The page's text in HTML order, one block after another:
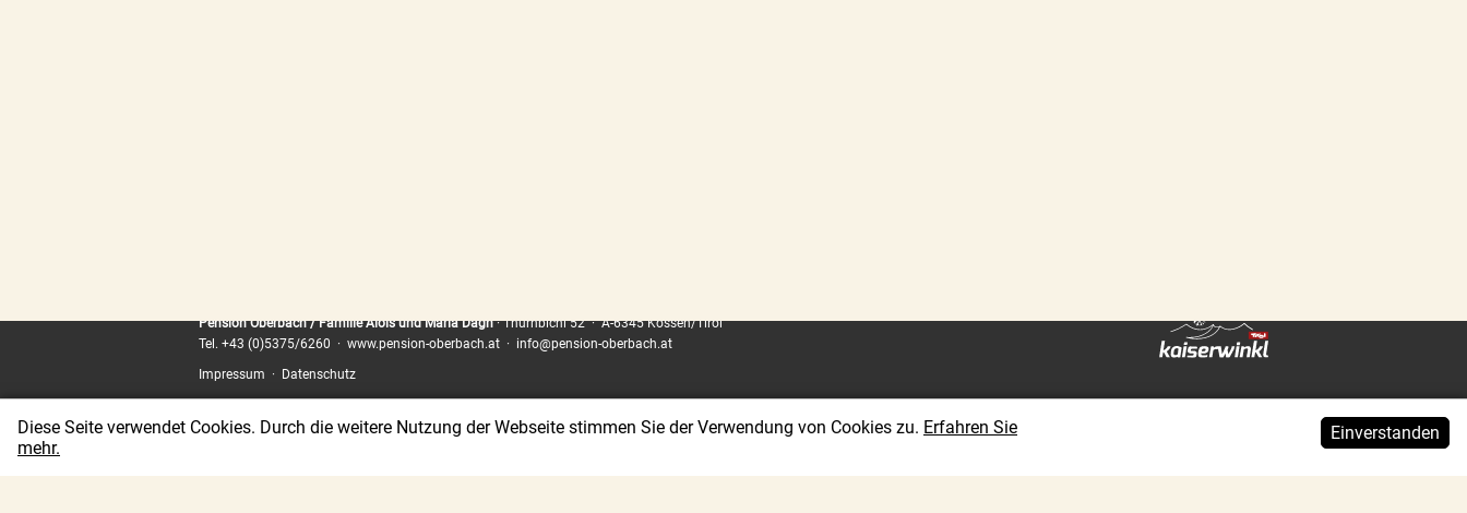
Pension Oberbach / Familie Alois und Maria Dagn· Thurnbichl 52 · A-6345 Kössen/Tirol
Tel. +43 (0)5375/6260 · www.pension-oberbach.at · info@pension-oberbach.at
Impressum · Datenschutz
Diese Seite verwendet Cookies. Durch die weitere Nutzung der Webseite stimmen Sie der Verwendung von Cookies zu. Erfahren Sie
mehr.
Ein­ver­standen